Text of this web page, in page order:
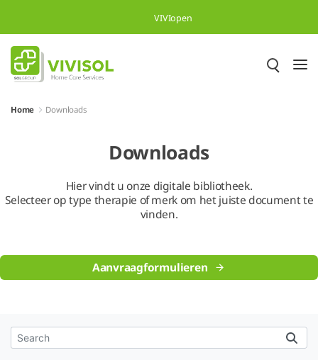
VIVIopen
Home Downloads
Downloads
Hier vindt u onze digitale bibliotheek.
Selecteer op type therapie of merk om het juiste document te
vinden.
Aanvraagformulieren